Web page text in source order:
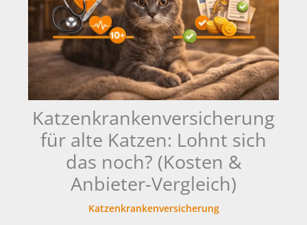
Katzenkrankenversicherung
für alte Katzen: Lohnt sich
das noch? (Kosten &
Anbieter-Vergleich)
Katzenkrankenversicherung